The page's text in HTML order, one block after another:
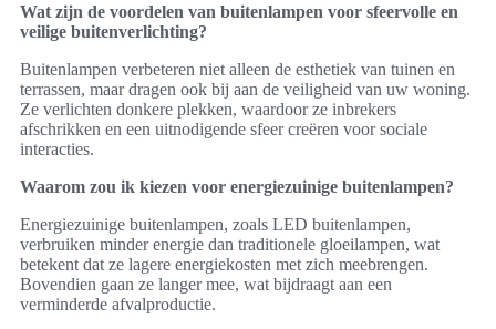
Wat zijn de voordelen van buitenlampen voor sfeervolle en
veilige buitenverlichting?
Buitenlampen verbeteren niet alleen de esthetiek van tuinen en
terrassen, maar dragen ook bij aan de veiligheid van uw woning.
Ze verlichten donkere plekken, waardoor ze inbrekers
afschrikken en een uitnodigende sfeer creëren voor sociale
interacties.
Waarom zou ik kiezen voor energiezuinige buitenlampen?
Energiezuinige buitenlampen, zoals LED buitenlampen,
verbruiken minder energie dan traditionele gloeilampen, wat
betekent dat ze lagere energiekosten met zich meebrengen.
Bovendien gaan ze langer mee, wat bijdraagt aan een
verminderde afvalproductie.